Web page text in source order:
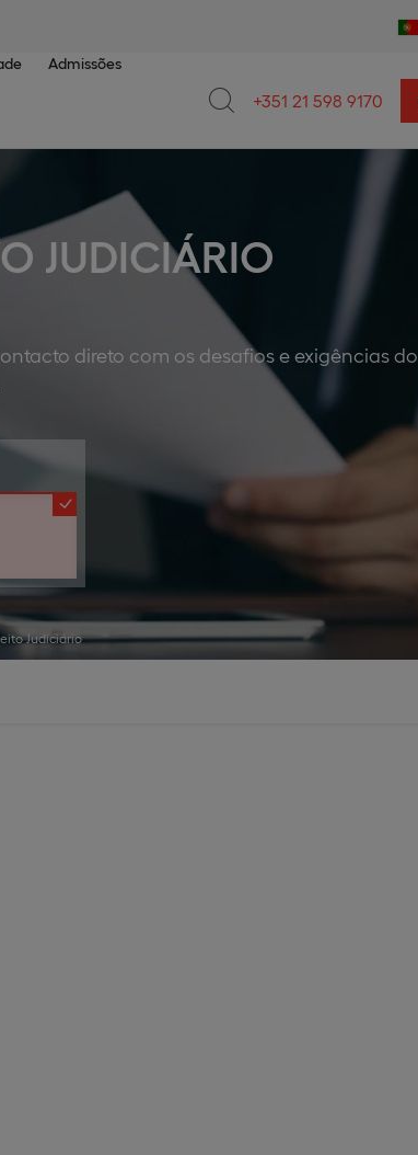
Admissões
+351 21 598 9170
JUDICIÁRIO
direto com os desafios e exigências do
Judiciário